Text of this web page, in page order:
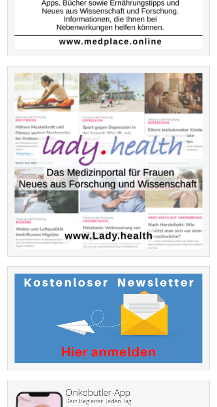
Onkobutler-App
Dein Begleiter. Jeden Tag.